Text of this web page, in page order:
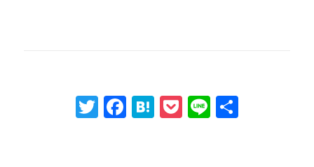
TwitterFacebook
HatenaPocket
Line